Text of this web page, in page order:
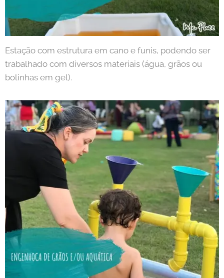
Estação com estrutura em cano e funis, podendo ser
trabalhado com diversos materiais (água, grãos ou
bolinhas em gel).